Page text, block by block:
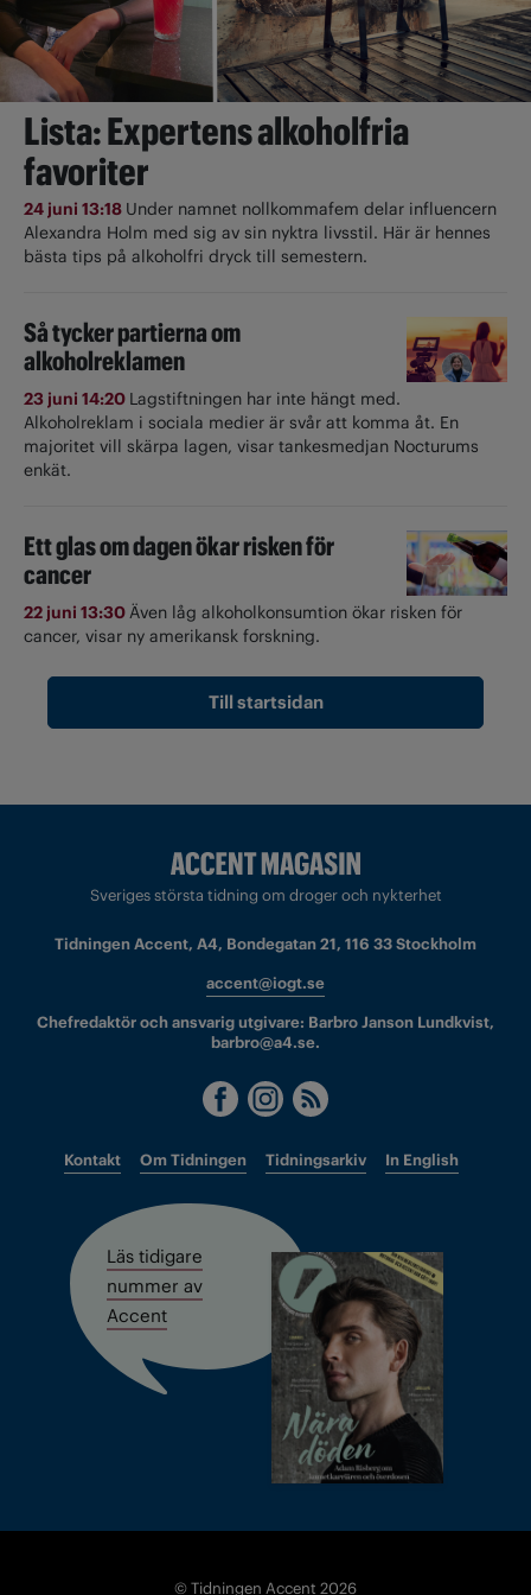
Lista: Expertens alkoholfria
favoriter
24 juni 13:18 Under namnet nollkommafem delar influencern
Alexandra Holm med sig av sin nyktra livsstil. Här är hennes
bästa tips på alkoholfri dryck till semestern.
Så tycker partierna om
alkoholreklamen
23 juni 14:20 Lagstiftningen har inte hängt med.
Alkoholreklam i sociala medier är svår att komma åt. En
majoritet vill skärpa lagen, visar tankesmedjan Nocturums
enkät.
Ett glas om dagen ökar risken för
cancer
22 juni 13:30Även låg alkoholkonsumtion ökar risken för
cancer, visar ny amerikansk forskning.
Till startsidan
Sveriges största tidning om droger och nykterhet
Tidningen Accent, A4, Bondegatan 21, 116 33 Stockholm
accent@iogt.se
Chefredaktör och ansvarig utgivare: Barbro Janson Lundkvist,
barbro@a4.se.
Kontakt Om Tidningen Tidningsarkiv In English
Läs tidigare
nummer av
Accent
© Tidningen Accent 2026